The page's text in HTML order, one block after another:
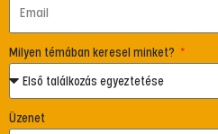
Milyen témában keresel minket?
Üzenet